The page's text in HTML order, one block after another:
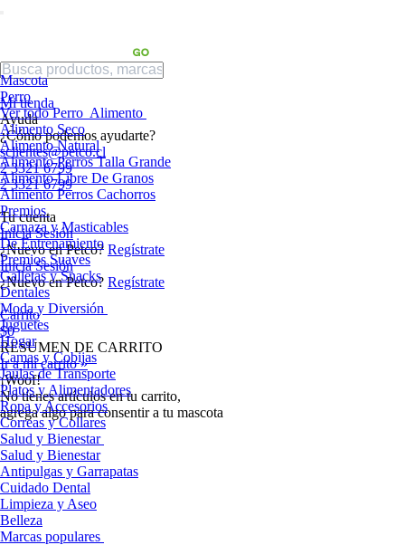
Mi tienda
Ayuda
¿Cómo podemos ayudarte?
sclientes@petco.cl
2 3321 6799
2 3321 6799
Tu cuenta
Inicia Sesión
¿Nuevo en Petco? Regístrate
Inicia Sesión
¿Nuevo en Petco? Regístrate
Carrito
$0
RESUMEN DE CARRITO
Ir a mi carrito »
¡Woof!
No tíenes artículos en tu carrito,
agrega algo para consentir a tu mascota
Mascota
Perro
Ver todo Perro Alimento
Alimento Seco
Alimento Natural
Alimento Perros Talla Grande
Alimento Libre De Granos
Alimento Perros Cachorros
Premios
Carnaza y Masticables
De Entrenamiento
Premios Suaves
Galletas y Snacks
Dentales
Moda y Diversión
Juguetes
Hogar
Camas y Cobijas
Jaulas de Transporte
Platos y Alimentadores
Ropa y Accesorios
Correas y Collares
Salud y Bienestar
Salud y Bienestar
Antipulgas y Garrapatas
Cuidado Dental
Limpieza y Aseo
Belleza
Marcas populares